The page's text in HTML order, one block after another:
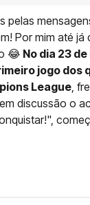
pelas
Por mim até já
😂 No dia 23
jogo dos
League ,
discussão o